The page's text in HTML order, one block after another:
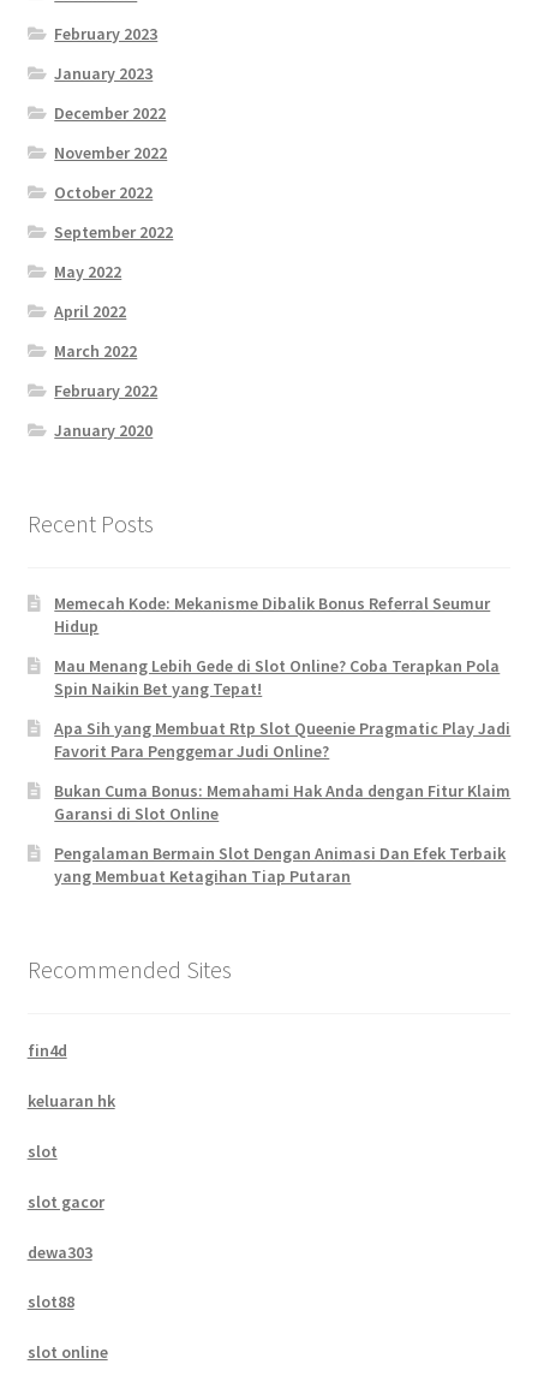
February 2023
January 2023
December 2022
November 2022
October 2022
September 2022
May 2022
April 2022
March 2022
February 2022
January 2020
Recent Posts
Memecah Kode: Mekanisme Dibalik Bonus Referral Seumur
Hidup
Mau Menang Lebih Gede di Slot Online? Coba Terapkan Pola
Spin Naikin Bet yang Tepat!
Apa Sih yang Membuat Rtp Slot Queenie Pragmatic Play Jadi
Favorit Para Penggemar Judi Online?
Bukan Cuma Bonus: Memahami Hak Anda dengan Fitur Klaim
Garansi di Slot Online
Pengalaman Bermain Slot Dengan Animasi Dan Efek Terbaik
yang Membuat Ketagihan Tiap Putaran
Recommended Sites
fin4d
keluaran hk
slot
slot gacor
dewa303
slot88
slot online